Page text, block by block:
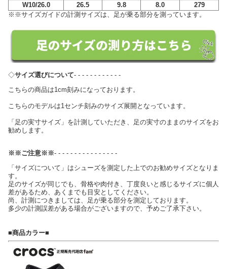
W10/26.0
26.5 9.8 8.0
279
※※サイズガイドの計測サイズは、足が乗る部分を測っています。
◇サイズ選びについて- - - - - - - - - - - -
こちらの商品は1cm刻みになっております。
こちらのモデルは1センチ刻みのサイズ展開となっています。
「足の実寸サイズ」を計測していただき、足の実寸のままのサイズをお
勧めします。
※※ご注意※※- - - - - - - - - - - - - - - -
「サイズについて」はシューズを測定した上でのお勧めサイズとなりま
す。
足のサイズが同じでも、骨格や肉付き、丁度良いと感じるサイズに個人
差があるため、あくまでも目安としてください。
尚、計測につきましては、足が乗る部分を測定しております。
多少の計測誤差がある場合がございますので、予めご了承下さい。
■商品カラー■